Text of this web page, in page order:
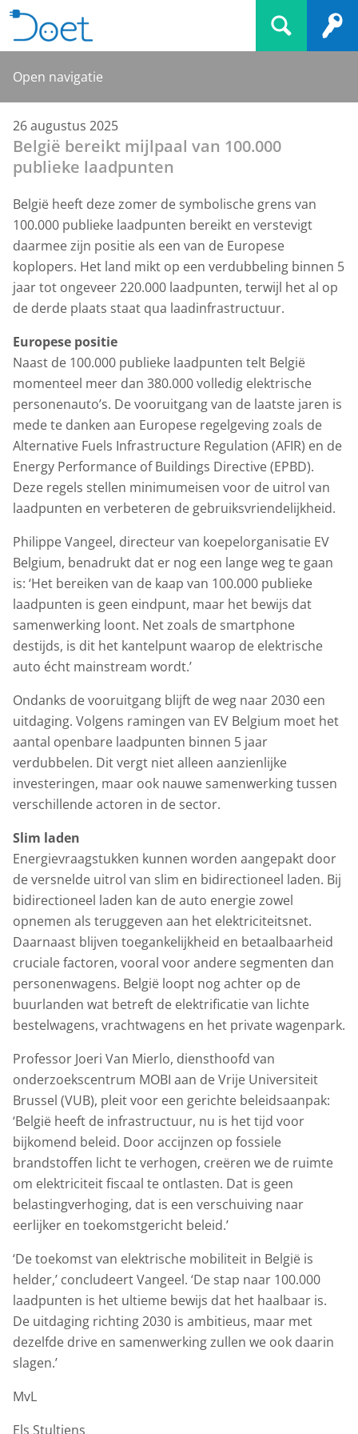
26 augustus 2025
België bereikt mijlpaal van 100.000
publieke laadpunten
België heeft deze zomer de symbolische grens van
100.000 publieke laadpunten bereikt en verstevigt
daarmee zijn positie als een van de Europese
koplopers. Het land mikt op een verdubbeling binnen 5
jaar tot ongeveer 220.000 laadpunten, terwijl het al op
de derde plaats staat qua laadinfrastructuur.
Europese positie
Naast de 100.000 publieke laadpunten telt België
momenteel meer dan 380.000 volledig elektrische
personenauto’s. De vooruitgang van de laatste jaren is
mede te danken aan Europese regelgeving zoals de
Alternative Fuels Infrastructure Regulation (AFIR) en de
Energy Performance of Buildings Directive (EPBD).
Deze regels stellen minimumeisen voor de uitrol van
laadpunten en verbeteren de gebruiksvriendelijkheid.
Philippe Vangeel, directeur van koepelorganisatie EV
Belgium, benadrukt dat er nog een lange weg te gaan
is: ‘Het bereiken van de kaap van 100.000 publieke
laadpunten is geen eindpunt, maar het bewijs dat
samenwerking loont. Net zoals de smartphone
destijds, is dit het kantelpunt waarop de elektrische
auto écht mainstream wordt.’
Ondanks de vooruitgang blijft de weg naar 2030 een
uitdaging. Volgens ramingen van EV Belgium moet het
aantal openbare laadpunten binnen 5 jaar
verdubbelen. Dit vergt niet alleen aanzienlijke
investeringen, maar ook nauwe samenwerking tussen
verschillende actoren in de sector.
Slim laden
Energievraagstukken kunnen worden aangepakt door
de versnelde uitrol van slim en bidirectioneel laden. Bij
bidirectioneel laden kan de auto energie zowel
opnemen als teruggeven aan het elektriciteitsnet.
Daarnaast blijven toegankelijkheid en betaalbaarheid
cruciale factoren, vooral voor andere segmenten dan
personenwagens. België loopt nog achter op de
buurlanden wat betreft de elektrificatie van lichte
bestelwagens, vrachtwagens en het private wagenpark.
Professor Joeri Van Mierlo, diensthoofd van
onderzoekscentrum MOBI aan de Vrije Universiteit
Brussel (VUB), pleit voor een gerichte beleidsaanpak:
‘België heeft de infrastructuur, nu is het tijd voor
bijkomend beleid. Door accijnzen op fossiele
brandstoffen licht te verhogen, creëren we de ruimte
om elektriciteit fiscaal te ontlasten. Dat is geen
belastingverhoging, dat is een verschuiving naar
eerlijker en toekomstgericht beleid.’
‘De toekomst van elektrische mobiliteit in België is
helder,’ concludeert Vangeel. ‘De stap naar 100.000
laadpunten is het ultieme bewijs dat het haalbaar is.
De uitdaging richting 2030 is ambitieus, maar met
dezelfde drive en samenwerking zullen we ook daarin
slagen.’
MvL
Els Stultiens